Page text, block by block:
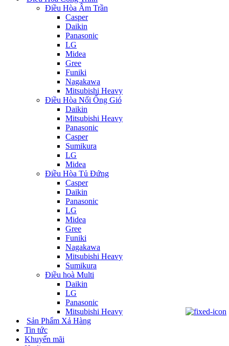
Điều Hòa Âm Trần
Casper
Daikin
Panasonic
LG
Midea
Gree
Funiki
Nagakawa
Mitsubishi Heavy
Điều Hòa Nối Ống Gió
Daikin
Mitsubishi Heavy
Panasonic
Casper
Sumikura
LG
Midea
Điều Hòa Tủ Đứng
Casper
Daikin
Panasonic
LG
Midea
Gree
Funiki
Nagakawa
Mitsubishi Heavy
Sumikura
Điều hoà Multi
Daikin
LG
Panasonic
Mitsubishi Heavy
Sản Phẩm Xả Hàng
Tin tức
Khuyến mãi